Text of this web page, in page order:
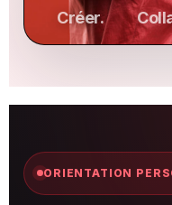
Créer.
ORIENTATION